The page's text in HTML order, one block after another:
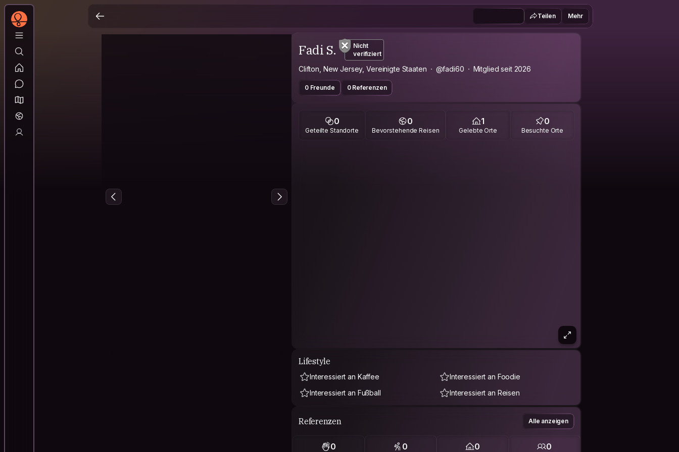
Teilen Mehr
Fadi S.
Nicht
verifiziert
Clifton, New Jersey, Vereinigte Staaten @fadi60 Mitglied seit 2026
0 Freunde 0 Referenzen
0
Geteilte Standorte
0
Bevorstehende Reisen
1
Gelebte Orte
0
Besuchte Orte
Lifestyle
Interessiert an Kaffee
Interessiert an Foodie
Interessiert an Fußball
Interessiert an Reisen
Referenzen Alle anzeigen
0 0 0 0